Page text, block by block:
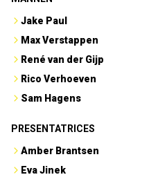
Jake Paul
Max Verstappen
René van der Gijp
Rico Verhoeven
Sam Hagens
PRESENTATRICES
Amber Brantsen
Eva Jinek